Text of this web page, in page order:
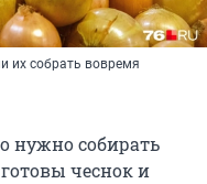
их собрать вовремя
нужно собирать
чеснок и